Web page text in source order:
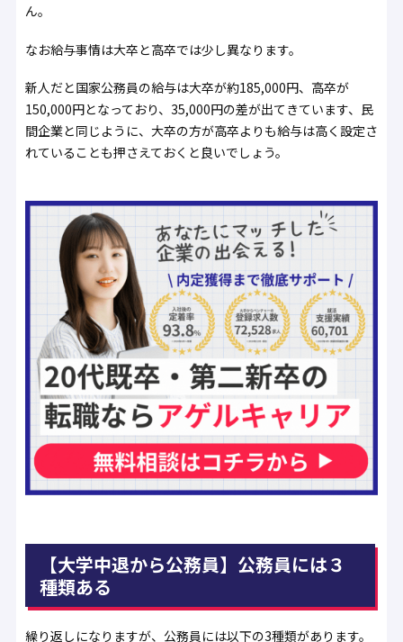
ん。
なお給与事情は大卒と高卒では少し異なります。
新人だと国家公務員の給与は大卒が約185,000円、高卒が
150,000円となっており、35,000円の差が出てきています、民
間企業と同じように、大卒の方が高卒よりも給与は高く設定さ
れていることも押さえておくと良いでしょう。
【大学中退から公務員】公務員には３
種類ある
繰り返しになりますが、公務員には以下の3種類があります。